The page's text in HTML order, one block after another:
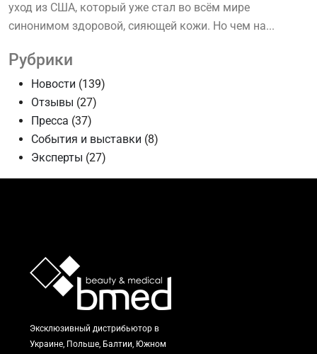
уход из США, который уже стал во всём мире
синонимом здоровой, сияющей кожи. Но чем на...
Рубрики
Новости (139)
Отзывы (27)
Пресса (37)
События и выставки (8)
Эксперты (27)
Эксклюзивный дистрибьютор в
Украине, Польше, Балтии, Южном